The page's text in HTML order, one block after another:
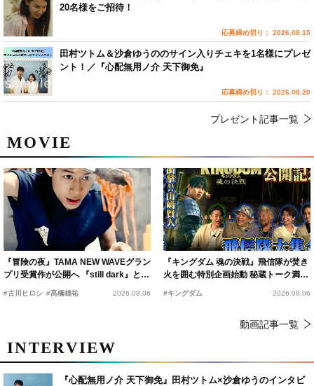
MOVIE
『冒険の夜』TAMA NEW WAVEグラン
プリ受賞作が公開へ 『still dark』と同
時上映決定
#古川ヒロシ #髙橋雄祐 2026.08.06
『キングダム 魂の決戦』飛信隊が焚き
火を囲む特別企画始動 秘蔵トーク満載
の“キングダムキャンプ”開催
#キングダム 2026.08.06
動画記事一覧
INTERVIEW
『心配無用ノ介 天下御免』田村ツトム×沙倉ゆうのインタビ
20名様をご招待！
応募締め切り： 2026.08.15
田村ツトム＆沙倉ゆうののサイン入りチェキを1名様にプレゼ
ント！／『心配無用ノ介 天下御免』
応募締め切り： 2026.08.20
プレゼント記事一覧